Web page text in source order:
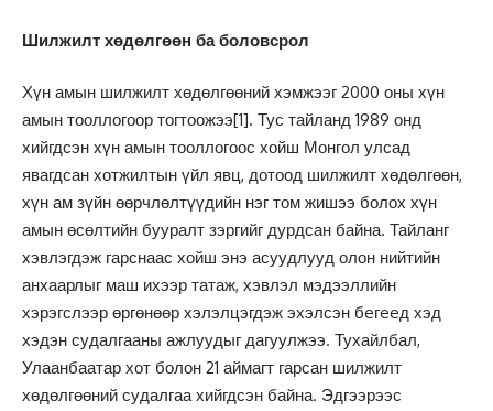
Шилжилт хөдөлгөөн ба боловсрол
Хүн амын шилжилт хөдөлгөөний хэмжээг 2000 оны хүн
амын тооллогоор тогтоожээ[1]. Тус тайланд 1989 онд
хийгдсэн хүн амын тооллогоос хойш Монгол улсад
явагдсан хотжилтын үйл явц, дотоод шилжилт хөдөлгөөн,
хүн ам зүйн өөрчлөлтүүдийн нэг том жишээ болох хүн
амын өсөлтийн бууралт зэргийг дурдсан байна. Тайланг
хэвлэгдэж гарснаас хойш энэ асуудлууд олон нийтийн
анхаарлыг маш ихээр татаж, хэвлэл мэдээллийн
хэрэгслээр өргөнөөр хэлэлцэгдэж эхэлсэн бeгeeд хэд
хэдэн судалгааны ажлуудыг дагуулжээ. Тухайлбал,
Улаанбаатар хот болон 21 аймагт гарсан шилжилт
хөдөлгөөний судалгаа хийгдсэн байна. Эдгээрээс